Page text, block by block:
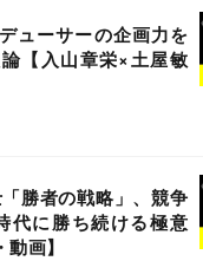
ューサーの企画力を
【入山章栄×土屋敏
勝者の戦略」、競争
代に勝ち続ける極意
画】